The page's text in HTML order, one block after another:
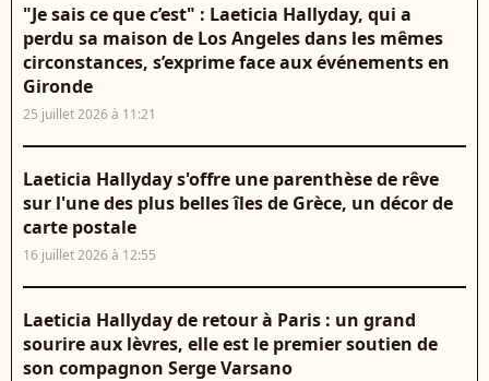
"Je sais ce que c’est" : Laeticia Hallyday, qui a
perdu sa maison de Los Angeles dans les mêmes
circonstances, s’exprime face aux événements en
Gironde
25 juillet 2026 à 11:21
Laeticia Hallyday s'offre une parenthèse de rêve
sur l'une des plus belles îles de Grèce, un décor de
carte postale
16 juillet 2026 à 12:55
Laeticia Hallyday de retour à Paris : un grand
sourire aux lèvres, elle est le premier soutien de
son compagnon Serge Varsano